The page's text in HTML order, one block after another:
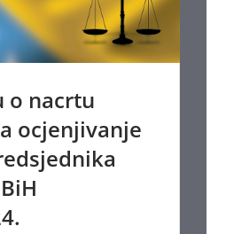
o nacrtu
ocjenjivanje